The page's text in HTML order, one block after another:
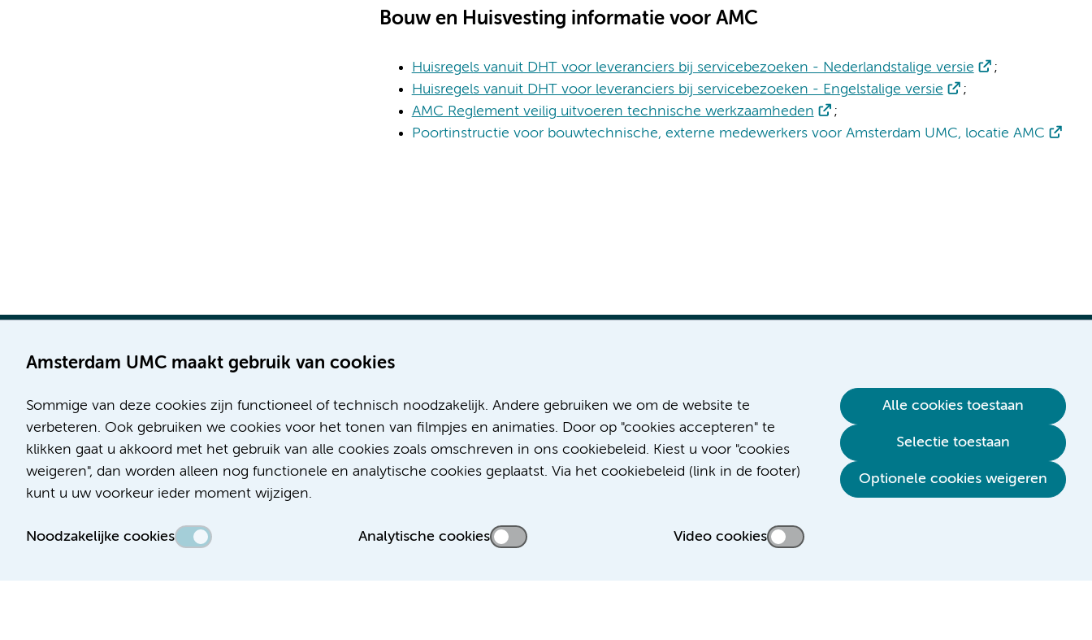
Amsterdam UMC maakt gebruik van cookies
Sommige van deze cookies zijn functioneel of technisch noodzakelijk. Andere gebruiken we om de website te
verbeteren. Ook gebruiken we cookies voor het tonen van filmpjes en animaties. Door op "cookies accepteren" te
klikken gaat u akkoord met het gebruik van alle cookies zoals omschreven in ons cookiebeleid. Kiest u voor "cookies
weigeren", dan worden alleen nog functionele en analytische cookies geplaatst. Via het cookiebeleid (link in de footer)
kunt u uw voorkeur ieder moment wijzigen.
Noodzakelijke cookies Analytische cookies Video cookies
Alle cookies toestaan
Selectie toestaan
Optionele cookies weigeren
Bouw en Huisvesting informatie voor AMC
Huisregels vanuit DHT voor leveranciers bij servicebezoeken - Nederlandstalige versie
;
Huisregels vanuit DHT voor leveranciers bij servicebezoeken - Engelstalige versie
;
AMC Reglement veilig uitvoeren technische werkzaamheden
;
Poortinstructie voor bouwtechnische, externe medewerkers voor Amsterdam UMC, locatie AMC
Locatie AMC
Meibergdreef 9
1105 AZ Amsterdam
Route & Parkeren
Locatie VUmc
De Boelelaan 1117
1081 HV Amsterdam
(020) 444 4444
Route & Parkeren
Meer Amsterdam UMC websites:
Werken bij Amsterdam UMC
Over Amsterdam UMC
Educatie Locatie AMC